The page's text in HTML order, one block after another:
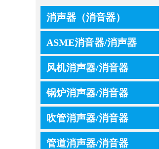
消声器（消音器）
ASME消音器/消声器
风机消声器/消音器
锅炉消声器/消音器
吹管消声器/消音器
管道消声器/消音器